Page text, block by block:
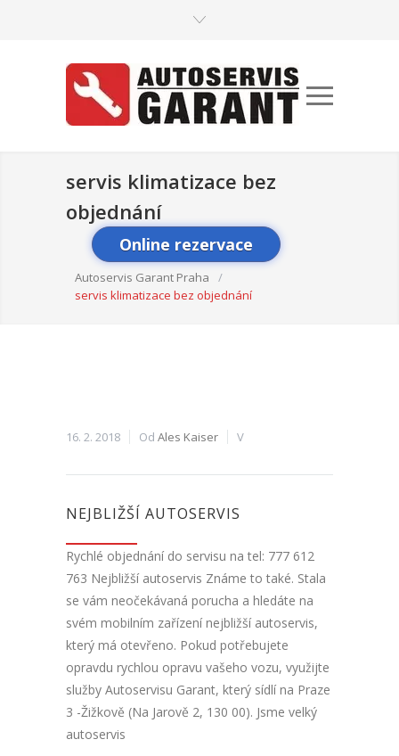
servis klimatizace bez
objednání
Online rezervace
Autoservis Garant Praha
/
servis klimatizace bez objednání
16. 2. 2018 Od Ales Kaiser V
NEJBLIŽŠÍ AUTOSERVIS
Rychlé objednání do servisu na tel: 777 612
763 Nejbližší autoservis Známe to také. Stala
se vám neočekávaná porucha a hledáte na
svém mobilním zařízení nejbližší autoservis,
který má otevřeno. Pokud potřebujete
opravdu rychlou opravu vašeho vozu, využijte
služby Autoservisu Garant, který sídlí na Praze
3 -Žižkově (Na Jarově 2, 130 00). Jsme velký
autoservis